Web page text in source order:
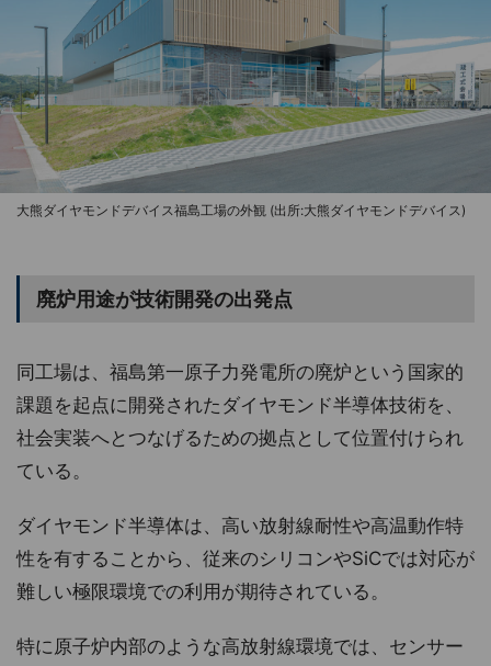
大熊ダイヤモンドデバイス福島工場の外観 (出所:大熊ダイヤモンドデバイス)
廃炉用途が技術開発の出発点
同工場は、福島第一原子力発電所の廃炉という国家的
課題を起点に開発されたダイヤモンド半導体技術を、
社会実装へとつなげるための拠点として位置付けられ
ている。
ダイヤモンド半導体は、高い放射線耐性や高温動作特
性を有することから、従来のシリコンやSiCでは対応が
難しい極限環境での利用が期待されている。
特に原子炉内部のような高放射線環境では、センサー